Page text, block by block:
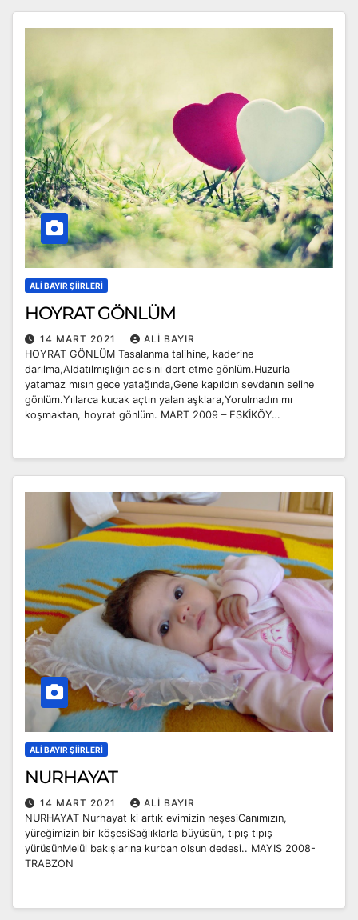
ALI BAYIR ŞIIRLERI
HOYRAT GÖNLÜM
14 MART 2021
ALI BAYIR
HOYRAT GÖNLÜM Tasalanma talihine, kaderine
darılma,Aldatılmışlığın acısını dert etme gönlüm.Huzurla
yatamaz mısın gece yatağında,Gene kapıldın sevdanın seline
gönlüm.Yıllarca kucak açtın yalan aşklara,Yorulmadın mı
koşmaktan, hoyrat gönlüm. MART 2009 – ESKİKÖY…
ALI BAYIR ŞIIRLERI
NURHAYAT
14 MART 2021
ALI BAYIR
NURHAYAT Nurhayat ki artık evimizin neşesiCanımızın,
yüreğimizin bir köşesiSağlıklarla büyüsün, tıpış tıpış
yürüsünMelül bakışlarına kurban olsun dedesi.. MAYIS 2008-
TRABZON